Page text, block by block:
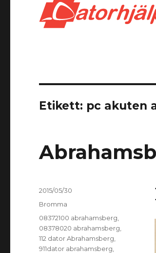
Etikett: pc akuten
Postat
2015/05/30
Kategorier
Bromma
Taggar
08372100 abrahamsberg
08378020 abrahamsberg
112 dator Abrahamsberg
911dator abrahamsberg